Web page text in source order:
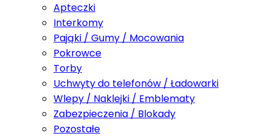
Apteczki
Interkomy
Pająki / Gumy / Mocowania
Pokrowce
Torby
Uchwyty do telefonów / Ładowarki
Wlepy / Naklejki / Emblematy
Zabezpieczenia / Blokady
Pozostałe